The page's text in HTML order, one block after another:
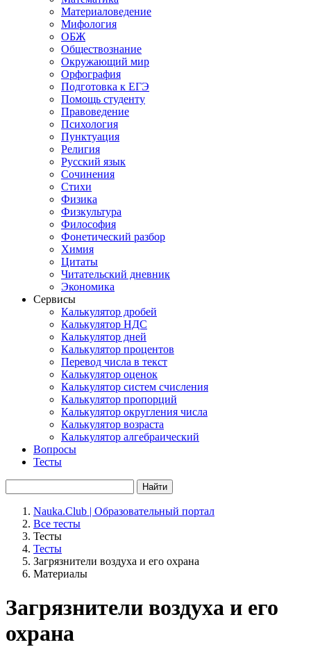
Материаловедение
Мифология
ОБЖ
Обществознание
Окружающий мир
Орфография
Подготовка к ЕГЭ
Помощь студенту
Правоведение
Психология
Пунктуация
Религия
Русский язык
Сочинения
Стихи
Физика
Физкультура
Философия
Фонетический разбор
Химия
Цитаты
Читательский дневник
Экономика
Сервисы
Калькулятор дробей
Калькулятор НДС
Калькулятор дней
Калькулятор процентов
Перевод числа в текст
Калькулятор оценок
Калькулятор систем счисления
Калькулятор пропорций
Калькулятор округления числа
Калькулятор возраста
Калькулятор алгебраический
Вопросы
Тесты
Найти
Nauka.Club | Образовательный портал
Все тесты
Тесты
Тесты
Загрязнители воздуха и его охрана
Материалы
Загрязнители воздуха и его
охрана